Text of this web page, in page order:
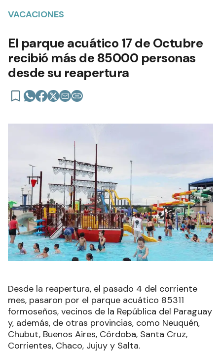
VACACIONES
El parque acuático 17 de Octubre
recibió más de 85000 personas
desde su reapertura
Desde la reapertura, el pasado 4 del corriente
mes, pasaron por el parque acuático 85311
formoseños, vecinos de la República del Paraguay
y, además, de otras provincias, como Neuquén,
Chubut, Buenos Aires, Córdoba, Santa Cruz,
Corrientes, Chaco, Jujuy y Salta.